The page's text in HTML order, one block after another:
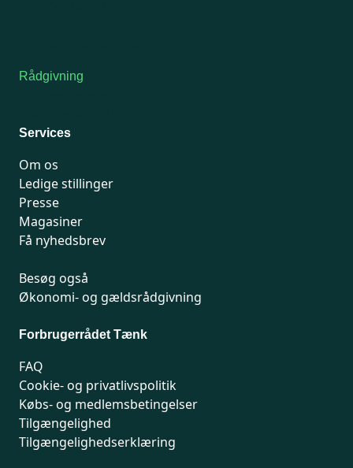
Rådgivning
Services
Om os
Ledige stillinger
Presse
Magasiner
Få nyhedsbrev
Besøg også
Økonomi- og gældsrådgivning
Forbrugerrådet Tænk
FAQ
Cookie- og privatlivspolitik
Købs- og medlemsbetingelser
Tilgængelighed
Tilgængelighedserklæring